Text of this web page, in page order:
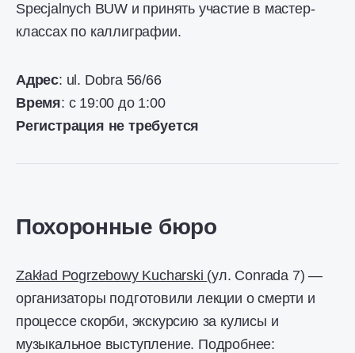
Specjalnych BUW и принять участие в мастер-
классах по каллиграфии.
Адрес: ul. Dobra 56/66
Время: с 19:00 до 1:00
Регистрация не требуется
Похоронные бюро
Zakład Pogrzebowy Kucharski (ул. Conrada 7) —
организаторы подготовили лекции о смерти и
процессе скорби, экскурсию за кулисы и
музыкальное выступление. Подробнее: